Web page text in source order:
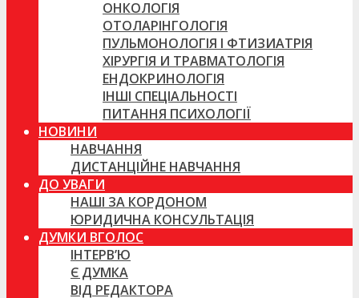
ОНКОЛОГІЯ
ОТОЛАРІНГОЛОГІЯ
ПУЛЬМОНОЛОГІЯ І ФТИЗИАТРІЯ
ХІРУРГІЯ И ТРАВМАТОЛОГІЯ
ЕНДОКРИНОЛОГІЯ
ІНШІ СПЕЦІАЛЬНОСТІ
ПИТАННЯ ПСИХОЛОГІЇ
НОВИНИ
НАВЧАННЯ
ДИСТАНЦІЙНЕ НАВЧАННЯ
ДО УВАГИ
НАШІ ЗА КОРДОНОМ
ЮРИДИЧНА КОНСУЛЬТАЦІЯ
ДУМКИ ВГОЛОС
ІНТЕРВ’Ю
Є ДУМКА
ВІД РЕДАКТОРА